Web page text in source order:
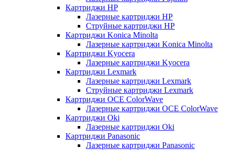
Картриджи HP
Лазерные картриджи HP
Струйные картриджи HP
Картриджи Konica Minolta
Лазерные картриджи Konica Minolta
Картриджи Kyocera
Лазерные картриджи Kyocera
Картриджи Lexmark
Лазерные картриджи Lexmark
Струйные картриджи Lexmark
Картриджи OCE ColorWave
Лазерные картриджи OCE ColorWave
Картриджи Oki
Лазерные картриджи Oki
Картриджи Panasonic
Лазерные картриджи Panasonic